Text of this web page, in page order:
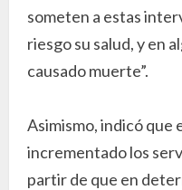
someten a estas
riesgo su salud, y en
causado muerte”.
Asimismo, indicó que
incrementado los
partir de que en